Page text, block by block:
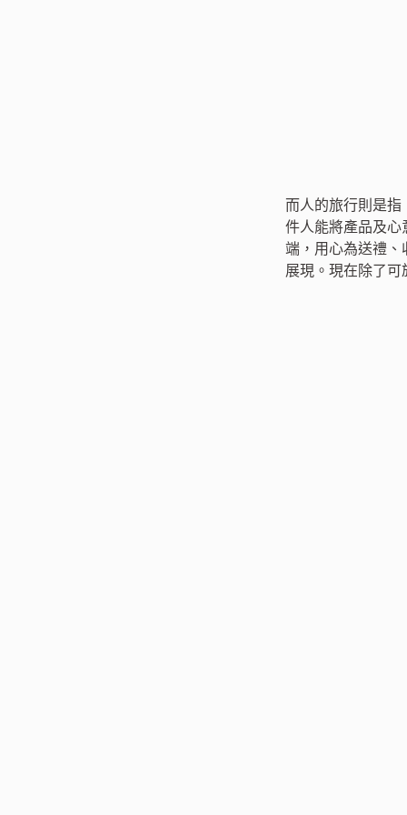
而人的旅行則是
件人能將產品及心
端，用心為送禮、
展現。現在除了可